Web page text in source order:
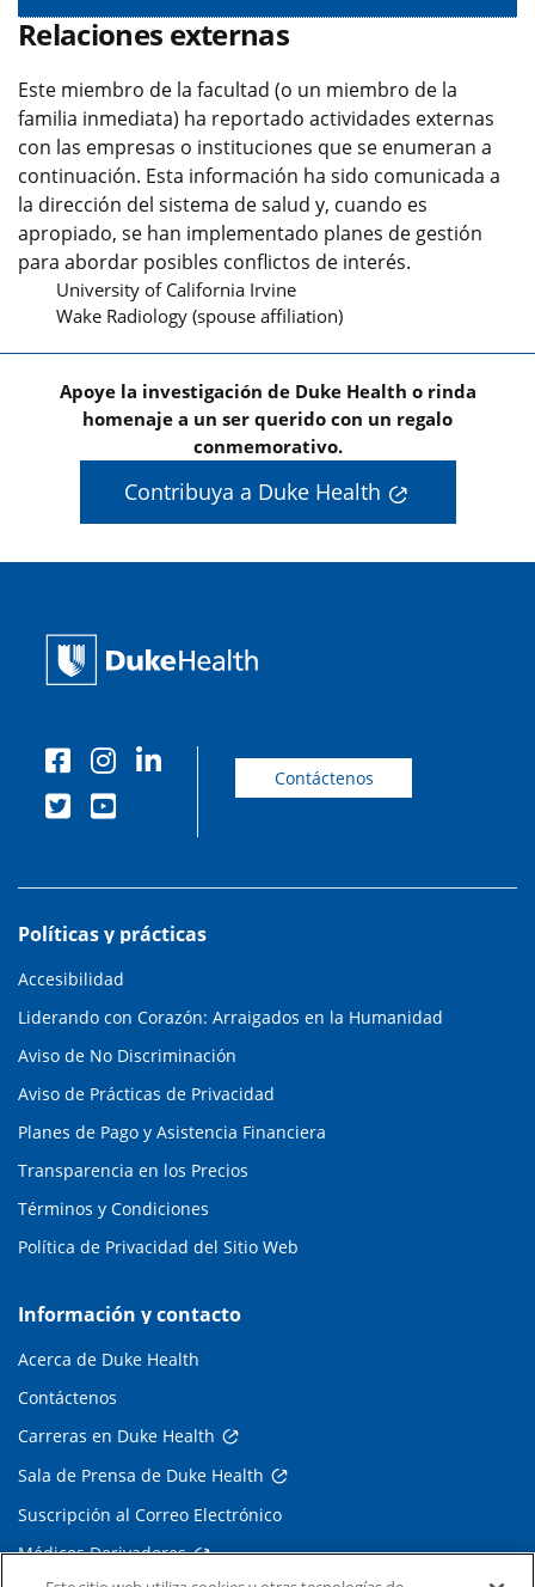
Relaciones externas
Este miembro de la facultad (o un miembro de la
familia inmediata) ha reportado actividades externas
con las empresas o instituciones que se enumeran a
continuación. Esta información ha sido comunicada a
la dirección del sistema de salud y, cuando es
apropiado, se han implementado planes de gestión
para abordar posibles conflictos de interés.
University of California Irvine
Wake Radiology (spouse affiliation)
Apoye la investigación de Duke Health o rinda
homenaje a un ser querido con un regalo
conmemorativo.
Contribuya a Duke Health
Contáctenos
Políticas y prácticas
Accesibilidad
Liderando con Corazón: Arraigados en la Humanidad
Aviso de No Discriminación
Aviso de Prácticas de Privacidad
Planes de Pago y Asistencia Financiera
Transparencia en los Precios
Términos y Condiciones
Política de Privacidad del Sitio Web
Información y contacto
Acerca de Duke Health
Contáctenos
Carreras en Duke Health
Sala de Prensa de Duke Health
Suscripción al Correo Electrónico
Médicos Derivadores